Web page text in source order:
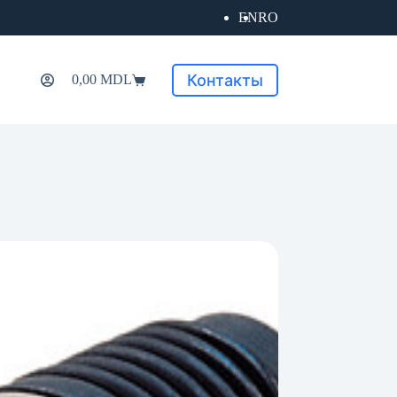
ENRO
Корзина
0,00 MDL Контакты